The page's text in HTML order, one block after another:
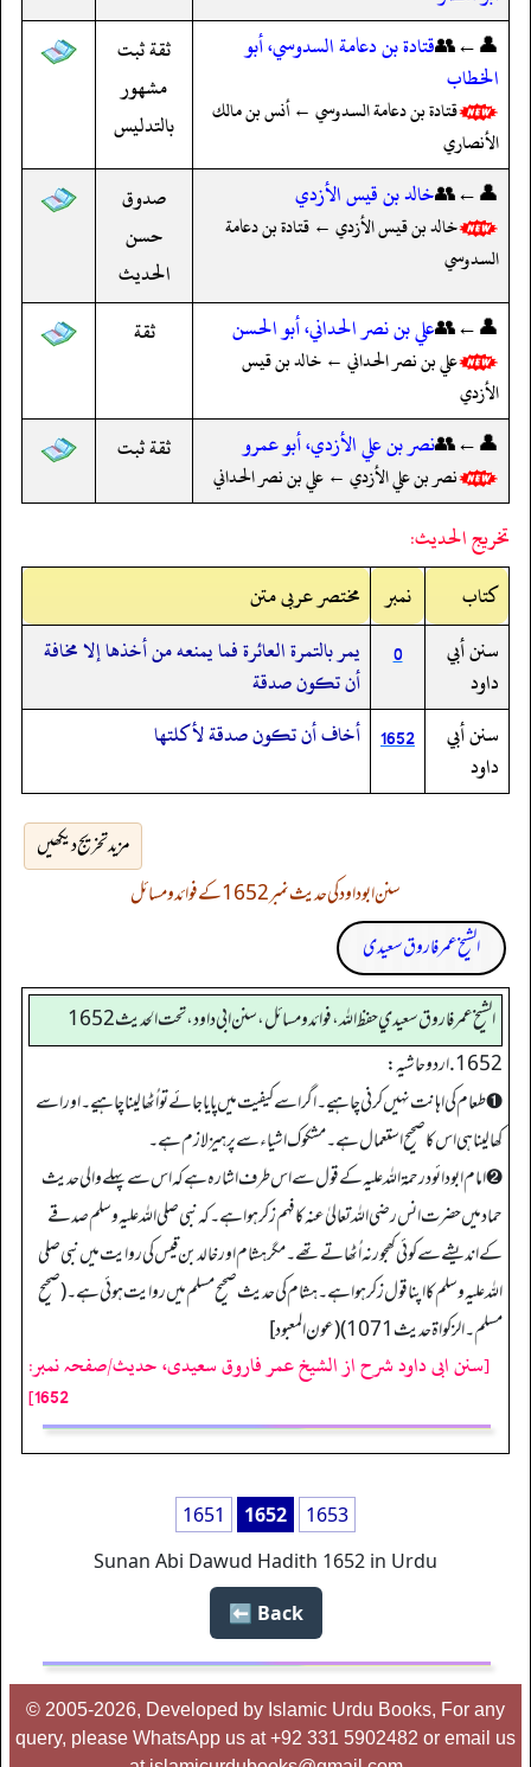
👤←👥قتادة بن دعامة السدوسي، أبو
الخطاب
قتادة بن دعامة السدوسي ← أنس بن مالك
الأنصاري
ثقة ثبت
مشهور
بالتدليس
👤←👥خالد بن قيس الأزدي
خالد بن قيس الأزدي ← قتادة بن دعامة
السدوسي
صدوق
حسن
الحديث
👤←👥علي بن نصر الحداني، أبو الحسن
علي بن نصر الحداني ← خالد بن قيس
الأزدي
ثقة
👤←👥نصر بن علي الأزدي، أبو عمرو
نصر بن علي الأزدي ← علي بن نصر الحداني
ثقة ثبت
تخريج الحديث:
کتاب
نمبر
مختصر عربی متن
سنن أبي
داود
0
يمر بالتمرة العائرة فما يمنعه من أخذها إلا مخافة
أن تكون صدقة
سنن أبي
داود
1652 أخاف أن تكون صدقة لأكلتها
مزید تخریج دیکھیں
سنن ابوداود کی حدیث نمبر 1652 کے فوائد و مسائل
الشیخ عمر فاروق سعیدی
الشيخ عمر فاروق سعيدي حفظ الله، فوائد و مسائل، سنن ابي داود ، تحت الحديث 1652
1652. اردو حاشیہ:
➊ طعام کی اہانت نہیں کرنی چاہیے۔ اگر اسے کیفیت میں پایا جائے تو اُٹھا لینا چاہیے۔اور اسے
کھا لینا ہی اس کا صحیح استعمال ہے۔مشکوک اشیاء سے پرہیز لازم ہے۔
➋ امام ابودائود رحمۃ اللہ علیہ کے قول سے اس طرف اشارہ ہے کہ اس سے پہلے والی حدیث
حماد میں حضرت انس رضی اللہ تعالیٰ عنہ کا فہم زکر ہوا ہے۔ کہ نبی صلی اللہ علیہ وسلم صدقے
کے اندیشے سے کوئی کھجور نہ اُٹھاتے تھے۔ مگر ہشام اور خالد بن قیس کی روایت میں نبی صلی
اللہ علیہ وسلم کا اپنا قول زکرہوا ہے۔ہشام کی حدیث صحیح مسلم میں روایت ہوئی ہے۔(صحیح
مسلم۔الزکواۃ حدیث 1071) (عون المعبود]
[سنن ابی داود شرح از الشیخ عمر فاروق سعیدی، حدیث/صفحہ نمبر:
1652]
1651 1652
1653
Sunan Abi Dawud Hadith 1652 in Urdu
Back ⬅️
© 2005-2026, Developed by Islamic Urdu Books, For any
query, please WhatsApp us at +92 331 5902482 or email us